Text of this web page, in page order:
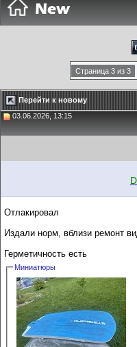
Страница 3 из 3
Перейти к новому
03.06.2026, 13:15
Отлакировал
Издали норм, вблизи ремонт
Герметичность есть
Миниатюры